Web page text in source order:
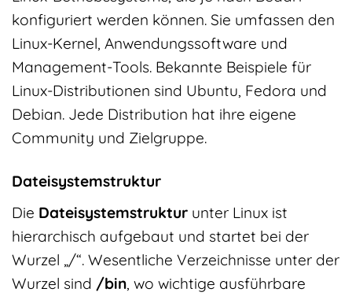
konfiguriert werden können. Sie umfassen den
Linux-Kernel, Anwendungssoftware und
Management-Tools. Bekannte Beispiele für
Linux-Distributionen sind Ubuntu, Fedora und
Debian. Jede Distribution hat ihre eigene
Community und Zielgruppe.
Dateisystemstruktur
Die Dateisystemstruktur unter Linux ist
hierarchisch aufgebaut und startet bei der
Wurzel „/“. Wesentliche Verzeichnisse unter der
Wurzel sind /bin, wo wichtige ausführbare